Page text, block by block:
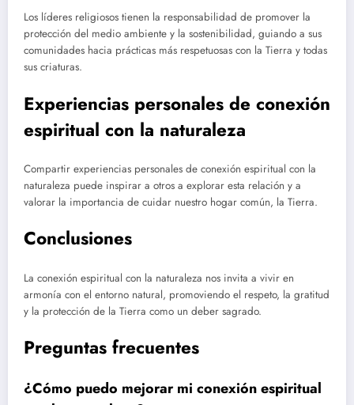
Los líderes religiosos tienen la responsabilidad de promover la
protección del medio ambiente y la sostenibilidad, guiando a sus
comunidades hacia prácticas más respetuosas con la Tierra y todas
sus criaturas.
Experiencias personales de conexión
espiritual con la naturaleza
Compartir experiencias personales de conexión espiritual con la
naturaleza puede inspirar a otros a explorar esta relación y a
valorar la importancia de cuidar nuestro hogar común, la Tierra.
Conclusiones
La conexión espiritual con la naturaleza nos invita a vivir en
armonía con el entorno natural, promoviendo el respeto, la gratitud
y la protección de la Tierra como un deber sagrado.
Preguntas frecuentes
¿Cómo puedo mejorar mi conexión espiritual